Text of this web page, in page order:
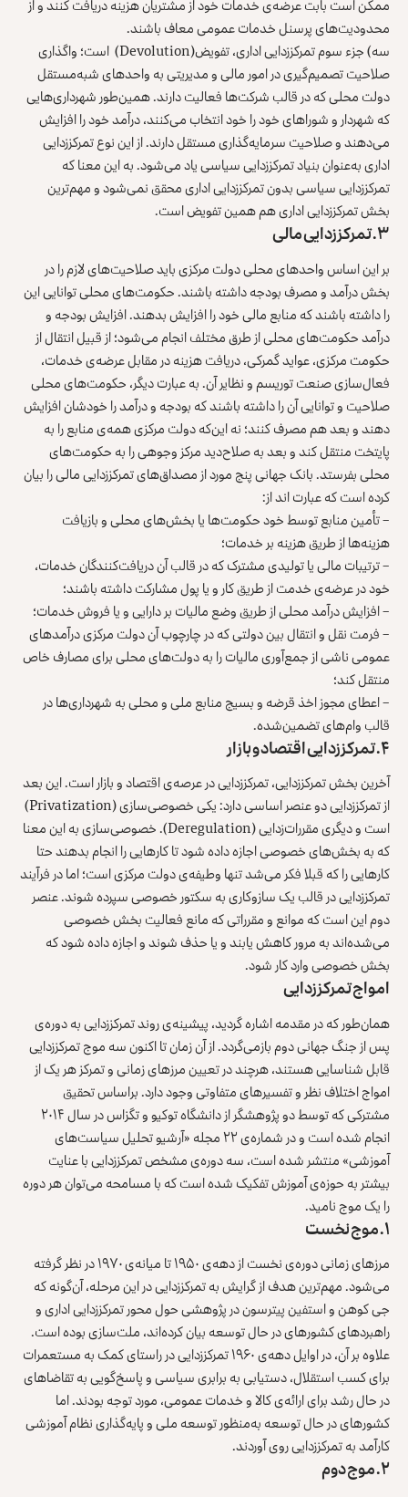
ممکن است بابت عرضه‌ی خدمات خود از مشتریان هزینه دریافت کنند و از
محدودیت‌های پرسنل خدمات عمومی معاف باشند.
سه) جزء سوم تمرکززدایی اداری، تفویض(Devolution) است؛ واگذاری
صلاحیت تصمیم‌گیری در امور مالی و مدیریتی به واحدهای شبه‌مستقل
دولت محلی که در قالب شرکت‌ها فعالیت دارند. همین‌طور شهرداری‌هایی
که شهردار و شوراهای خود را خود انتخاب می‌کنند، درآمد خود را افزایش
می‌دهند و صلاحیت سرمایه‌گذاری مستقل دارند. از این نوع تمرکززدایی
اداری به‌عنوان بنیاد تمرکززدایی سیاسی یاد می‌شود. به این معنا که
تمرکززدایی سیاسی بدون تمرکززدایی اداری محقق نمی‌شود و مهم‌ترین
بخش تمرکززدایی اداری هم همین تفویض است.
۳. تمرکززدایی مالی
بر این اساس واحدهای محلی دولت مرکزی باید صلاحیت‌های لازم را در
بخش درآمد و مصرف بودجه داشته باشند. حکومت‌های محلی توانایی این
را داشته باشند که منابع مالی خود را افزایش بدهند. افزایش بودجه و
درآمد حکومت‌های محلی از طرق مختلف انجام می‌شود؛ از قبیل انتقال از
حکومت مرکزی، عواید گمرکی، دریافت هزینه در مقابل عرضه‌ی خدمات،
فعال‌سازی صنعت توریسم و نظایر آن. به عبارت دیگر، حکومت‌های محلی
صلاحیت و توانایی آن را داشته باشند که بودجه و درآمد را خودشان افزایش
دهند و بعد هم مصرف کنند؛ نه این‌که دولت مرکزی همه‌ی منابع را به
پایتخت منتقل کند و بعد به صلاح‌دید مرکز وجوهی را به حکومت‌های
محلی بفرستد. بانک جهانی پنج مورد از مصداق‌های تمرکززدایی مالی را بیان
کرده است که عبارت اند از:
– تأمین منابع توسط خود حکومت‌ها یا بخش‌های محلی و بازیافت
هزینه‌ها از طریق هزینه بر خدمات؛
– ترتیبات مالی یا تولیدی مشترک که در قالب آن دریافت‌کنندگان خدمات،
خود در عرضه‌ی خدمت از طریق کار و یا پول مشارکت داشته باشند؛
– افزایش درآمد محلی از طریق وضع مالیات بر دارایی و یا فروش خدمات؛
– فرمت نقل و انتقال بین دولتی که در چارچوب آن دولت مرکزی درآمدهای
عمومی ناشی از جمع‌آوری مالیات را به دولت‌های محلی برای مصارف خاص
منتقل کند؛
– اعطای مجوز اخذ قرضه و بسیج منابع ملی و محلی به شهرداری‌ها در
قالب وام‌های تضمین‌شده.
۴. تمرکززدایی اقتصاد و بازار
آخرین بخش تمرکززدایی، تمرکززدایی در عرصه‌ی اقتصاد و بازار است. این بعد
از تمرکززدایی دو عنصر اساسی دارد: یکی خصوصی‌سازی (Privatization)
است و دیگری مقررات‌زدایی (Deregulation). خصوصی‌سازی به این معنا
که به ‌بخش‌های خصوصی اجازه داده شود تا کارهایی را انجام بدهند حتا
کارهایی را که قبلا فکر می‌شد تنها وطیفه‌ی دولت مرکزی است؛ اما در فرآیند
تمرکززدایی در قالب یک سازوکاری به‌ سکتور خصوصی سپرده شوند. عنصر
دوم این است که موانع و مقرراتی که مانع فعالیت بخش خصوصی
می‌شده‌اند به‌ مرور کاهش یابند و یا حذف شوند و اجازه داده شود که
بخش خصوصی وارد کار شود.
امواج تمرکززدایی
همان‌طور که در مقدمه اشاره گردید، پیشینه‌ی روند تمرکززدایی به دوره‌ی
پس از جنگ جهانی دوم بازمی‌گردد. از آن زمان تا اکنون سه موج تمرکززدایی
قابل شناسایی هستند، هرچند در تعیین مرزهای زمانی و تمرکز هر یک از
امواج اختلاف نظر و تفسیرهای متفاوتی وجود دارد. براساس تحقیق
مشترکی که توسط دو پژوهشگر از دانشگاه توکیو و تگزاس در سال ۲۰۱۴
انجام شده است و در شماره‌ی ۲۲ مجله «آرشیو تحلیل سیاست‌های
آموزشی» منتشر شده است، سه دوره‌ی مشخص تمرکززدایی با عنایت
بیشتر به حوزه‌ی آموزش تفکیک شده است که با مسامحه می‌توان هر دوره
را یک موج نامید.
۱. موج نخست
مرزهای زمانی دوره‌ی نخست از دهه‌ی ۱۹۵۰ تا میانه‌ی ۱۹۷۰ در نظر گرفته
می‌شود. مهم‌ترین هدف از گرایش به تمرکززدایی در این مرحله، آن‌گونه که
جی کوهن و استفین پیترسون در پژوهشی حول محور تمرکززدایی اداری و
راهبردهای کشورهای در حال توسعه بیان کرده‌اند، ملت‌سازی بوده است.
علاوه بر آن، در اوایل دهه‌ی ۱۹۶۰ تمرکززدایی در راستای کمک به مستعمرات
برای کسب استقلال، دستیابی به ‌برابری سیاسی و پاسخ‌گویی به تقاضاهای
در حال رشد برای ارائه‌ی کالا و خدمات عمومی، مورد توجه بودند. اما
کشورهای در حال توسعه به‌منظور توسعه ملی و پایه‌گذاری نظام آموزشی
کارآمد به تمرکززدایی روی آوردند.
۲. موج دوم